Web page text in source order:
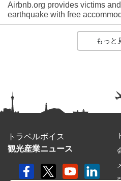
Airbnb.org provides victims
earthquake with free
もっと
トラベルボイス
観光産業ニュース